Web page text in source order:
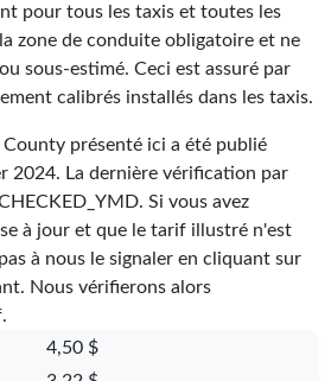
pour tous les taxis et toutes les
zone de conduite obligatoire et ne
sous-estimé. Ceci est assuré par
calibrés installés dans les taxis.
présenté ici a été publié
2024. La dernière vérification par
. Si vous avez
à jour et que le tarif illustré n'est
à nous le signaler en cliquant sur
Nous vérifierons alors
4,50 $